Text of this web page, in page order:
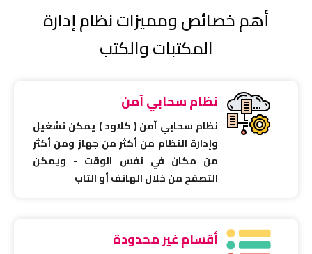
أهم خصائص ومميزات نظام إدارة
المكتبات والكتب
نظام سحابي آمن
نظام سحابي آمن ( كلاود ) يمكن تشغيل
وإدارة النظام من أكثر من جهاز ومن أكثر
من مكان في نفس الوقت - ويمكن
التصفح من خلال الهاتف أو التاب
أقسام غير محدودة